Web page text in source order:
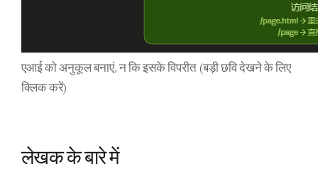
एआई को अनुकूल बनाएं, न कि इसके विपरीत (बड़ी छवि देखने के लिए
क्लिक करें)
लेखक के बारे में